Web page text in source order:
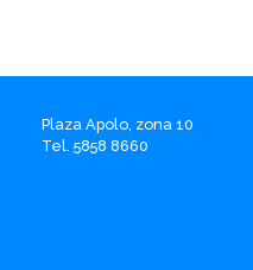
Plaza Apolo, zona 10
Tel. 5858 8660